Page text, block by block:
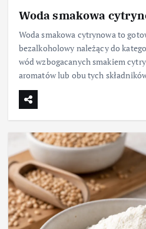
Woda smakowa
Woda smakowa cytrynowa to
bezalkoholowy należący do
wód wzbogacanych smakiem
aromatów lub obu tych